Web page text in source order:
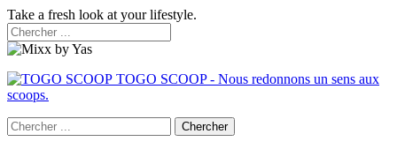
Take a fresh look at your lifestyle.
TOGO SCOOP - Nous redonnons un sens aux
scoops.